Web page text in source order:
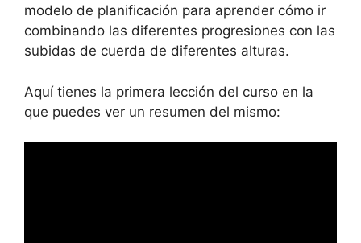
modelo de planificación para aprender cómo ir
combinando las diferentes progresiones con las
subidas de cuerda de diferentes alturas.
Aquí tienes la primera lección del curso en la
que puedes ver un resumen del mismo: